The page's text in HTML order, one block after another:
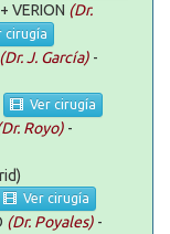
VERION (Dr.
cirugía
(Dr. J. García) -
Ver cirugía
Royo) -
Ver cirugía
(Dr. Poyales) -